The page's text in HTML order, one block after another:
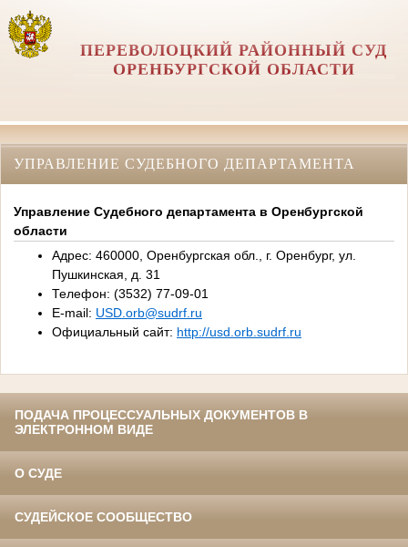
ПЕРЕВОЛОЦКИЙ РАЙОННЫЙ СУД
ОРЕНБУРГСКОЙ ОБЛАСТИ
УПРАВЛЕНИЕ СУДЕБНОГО ДЕПАРТАМЕНТА
Управление Судебного департамента в Оренбургской
области
Адрес: 460000, Оренбургская обл., г. Оренбург, ул.
Пушкинская, д. 31
Телефон: (3532) 77-09-01
E-mail: USD.orb@sudrf.ru
Официальный сайт: http://usd.orb.sudrf.ru
ПОДАЧА ПРОЦЕССУАЛЬНЫХ ДОКУМЕНТОВ В
ЭЛЕКТРОННОМ ВИДЕ
О СУДЕ
СУДЕЙСКОЕ СООБЩЕСТВО